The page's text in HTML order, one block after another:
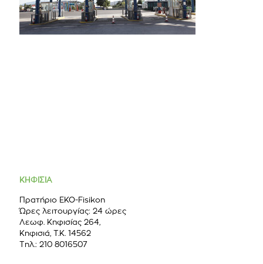
ΚΗΦΙΣΙΑ
Πρατήριο ΕΚΟ-Fisikon
Ώρες λειτουργίας: 24 ώρες
Λεωφ. Κηφισίας 264,
Κηφισιά, Τ.Κ. 14562
Τηλ.: 210 8016507